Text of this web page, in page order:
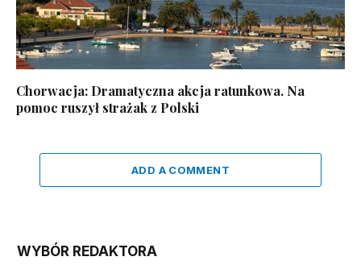
Chorwacja: Dramatyczna akcja ratunkowa. Na
pomoc ruszył strażak z Polski
ADD A COMMENT
WYBÓR REDAKTORA